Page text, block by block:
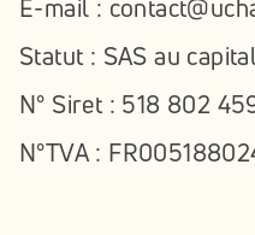
E-mail :
Statut : SAS au
N° Siret : 518 802
N°TVA :